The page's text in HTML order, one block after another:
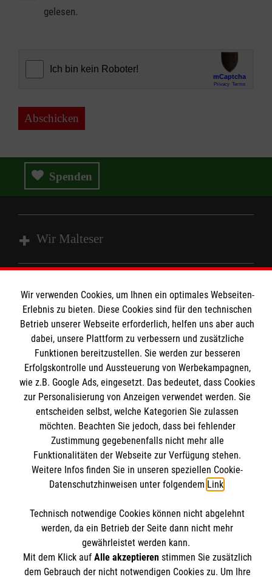
gelesen.
Abschicken
Spenden
Wir Malteser
Angebote und Leistungen
Unsere Kurse
Mitarbeiten & Stellenangebote
Wir Malteser
Informationen
Kontakt
Impressum
Datenschutz
Malteser online
Malteserorden
Malteser Jugend
Malteser International
Sharepoint
Spendenkonto
Empfänger: Malteser Hilfsdienst e.V.
IBAN: DE54370601201201206010
BIC: GENODED1PA7
Soziale Netzwerke
Der Malteser Hilfsdienst e.V. ist als eingetragene
Wir verwenden Cookies, um Ihnen ein optimales Webseiten-
Erlebnis zu bieten. Diese Cookies sind für den technischen
Betrieb unserer Webseite erforderlich, helfen uns aber auch
dabei, unsere Plattform zu verbessern und zusätzliche
Funktionen bereitzustellen. Sie werden zur besseren
Erfolgskontrolle und Aussteuerung von Werbekampagnen,
wie z.B. Google Ads, eingesetzt. Das bedeutet, dass Cookies
zur Personalisierung von Anzeigen verwendet werden. Sie
entscheiden selbst, welche Kategorien Sie zulassen
möchten. Beachten Sie jedoch, dass bei fehlender
Zustimmung gegebenenfalls nicht mehr alle
Funktionalitäten der Webseite zur Verfügung stehen.
Weitere Infos finden Sie in unseren speziellen Cookie-
Datenschutzhinweisen unter folgendem Link.
Technisch notwendige Cookies können nicht abgelehnt
werden, da ein Betrieb der Seite dann nicht mehr
gewährleistet werden kann.
Mit dem Klick auf Alle akzeptierenstimmen Sie zusätzlich
dem Gebrauch der nicht notwendigen Cookies zu. Um Ihre